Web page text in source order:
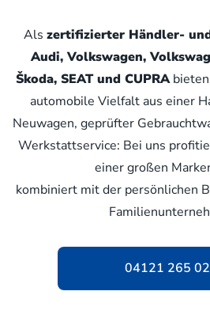
Als zertifizierter Händler-
Audi, Volkswagen,
Škoda, SEAT und CUPRAbieten
automobile Vielfalt aus einer
Neuwagen, geprüfter
Werkstattservice: Bei uns
einer großen
kombiniert mit der persönlichen
04121 265